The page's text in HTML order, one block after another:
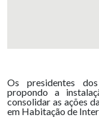
Os presidentes
propondo a
consolidar as ações
em Habitação de